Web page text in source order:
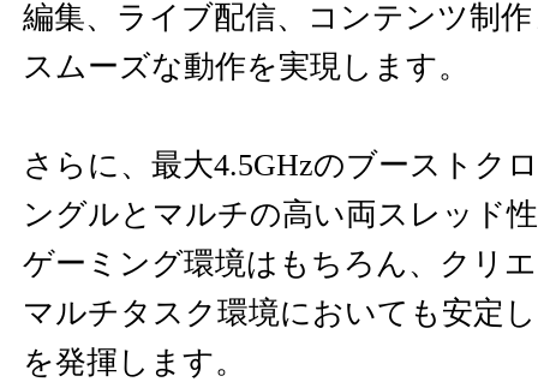
編集、ライブ配信、コンテンツ制
スムーズな動作を実現します。
さらに、最大4.5GHzのブーストク
ングルとマルチの高い両スレッド
ゲーミング環境はもちろん、クリ
マルチタスク環境においても安定
を発揮します。